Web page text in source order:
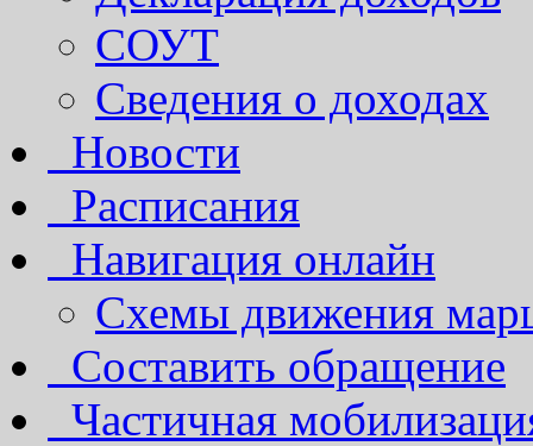
СОУТ
Сведения о доходах
Новости
Расписания
Навигация онлайн
Схемы движения
Составить обращение
Частичная